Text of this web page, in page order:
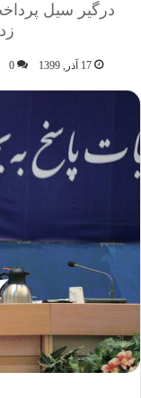
درگیر سیل
17 آذر, 1399 0